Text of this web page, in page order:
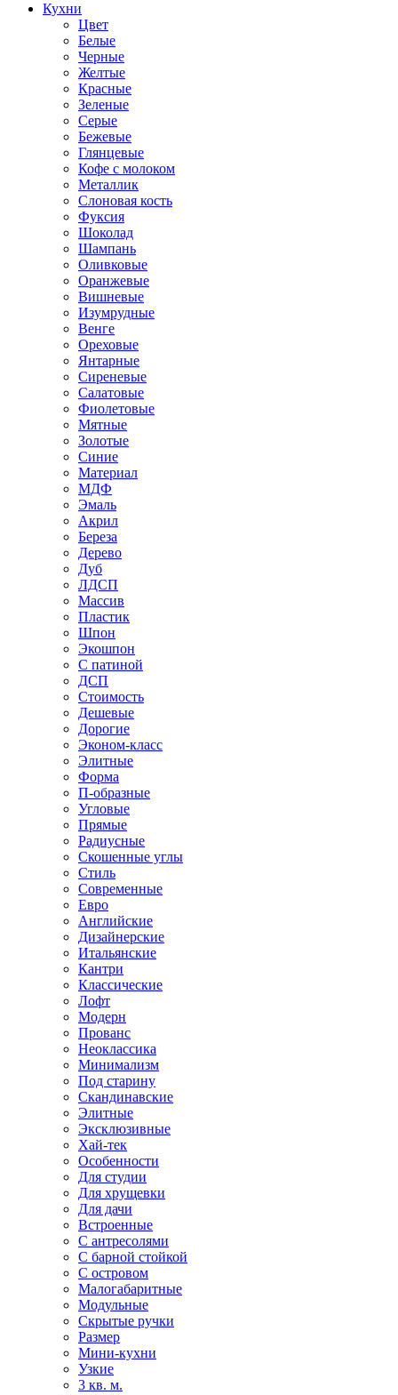
Кухни
Цвет
Белые
Черные
Желтые
Красные
Зеленые
Серые
Бежевые
Глянцевые
Кофе с молоком
Металлик
Слоновая кость
Фуксия
Шоколад
Шампань
Оливковые
Оранжевые
Вишневые
Изумрудные
Венге
Ореховые
Янтарные
Сиреневые
Салатовые
Фиолетовые
Мятные
Золотые
Синие
Материал
МДФ
Эмаль
Акрил
Береза
Дерево
Дуб
ЛДСП
Массив
Пластик
Шпон
Экошпон
С патиной
ДСП
Стоимость
Дешевые
Дорогие
Эконом-класс
Элитные
Форма
П-образные
Угловые
Прямые
Радиусные
Скошенные углы
Стиль
Современные
Евро
Английские
Дизайнерские
Итальянские
Кантри
Классические
Лофт
Модерн
Прованс
Неоклассика
Минимализм
Под старину
Скандинавские
Элитные
Эксклюзивные
Хай-тек
Особенности
Для студии
Для хрущевки
Для дачи
Встроенные
С антресолями
С барной стойкой
С островом
Малогабаритные
Модульные
Скрытые ручки
Размер
Мини-кухни
Узкие
3 кв. м.